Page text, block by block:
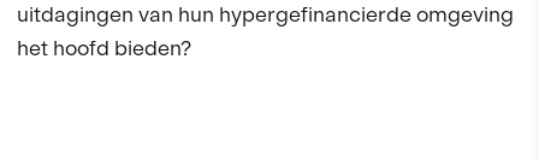
uitdagingen van hun hypergefinancierde omgeving
het hoofd bieden?